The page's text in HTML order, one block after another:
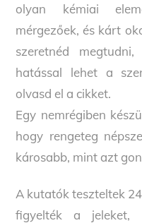
olyan kémiai
mérgezőek, és kárt
szeretnéd
hatással lehet a
olvasd el a cikket.
Egy nemrégiben
hogy rengeteg
károsabb, mint azt
A kutatók teszteltek
figyelték a jeleket,